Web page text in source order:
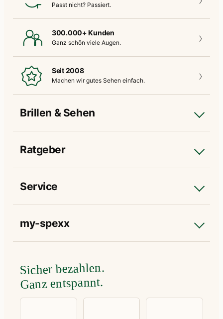
Passt nicht? Passiert.
300.000+ Kunden
Ganz schön viele Augen.
Seit 2008
Machen wir gutes Sehen einfach.
Brillen & Sehen
Ratgeber
Service
my-spexx
Sicher bezahlen.
Ganz entspannt.